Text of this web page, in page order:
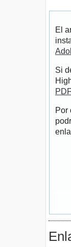
El
Si
Por